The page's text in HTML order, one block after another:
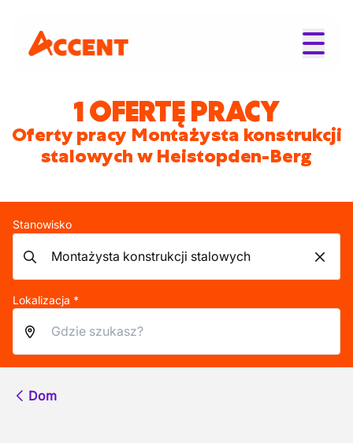
1 OFERTĘ PRACY
Oferty pracy Montażysta konstrukcji
stalowych w Heistopden-Berg
Stanowisko
Lokalizacja *
Dom